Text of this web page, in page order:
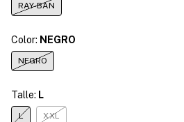
RAY-BAN
Color: NEGRO
NEGRO
Talle: L
L XXL